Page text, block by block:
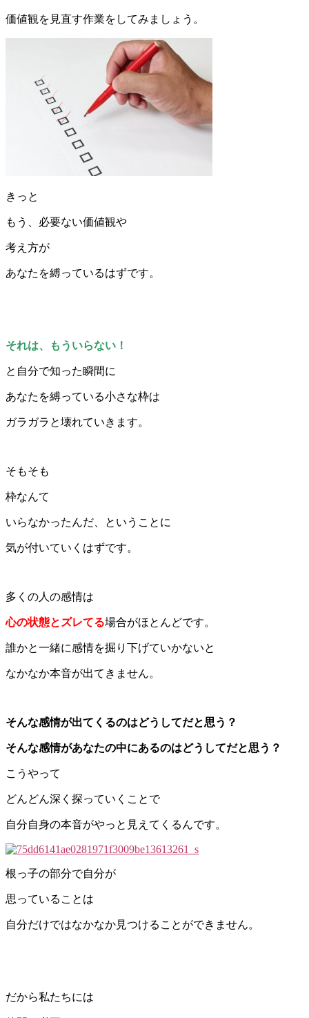
価値観を見直す作業をしてみましょう。
きっと
もう、必要ない価値観や
考え方が
あなたを縛っているはずです。
それは、もういらない！
と自分で知った瞬間に
あなたを縛っている小さな枠は
ガラガラと壊れていきます。
そもそも
枠なんて
いらなかったんだ、ということに
気が付いていくはずです。
多くの人の感情は
心の状態とズレてる場合がほとんどです。
誰かと一緒に感情を掘り下げていかないと
なかなか本音が出てきません。
そんな感情が出てくるのはどうしてだと思う？
そんな感情があなたの中にあるのはどうしてだと思う？
こうやって
どんどん深く探っていくことで
自分自身の本音がやっと見えてくるんです。
根っ子の部分で自分が
思っていることは
自分だけではなかなか見つけることができません。
だから私たちには